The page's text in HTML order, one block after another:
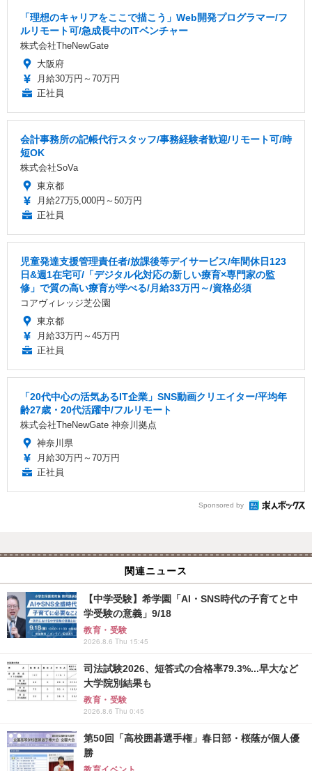
「理想のキャリアをここで描こう」Web開発プログラマー/フ
ルリモート可/急成長中のITベンチャー
株式会社TheNewGate
大阪府
月給30万円～70万円
正社員
会計事務所の記帳代行スタッフ/事務経験者歓迎/リモート可/時
短OK
株式会社SoVa
東京都
月給27万5,000円～50万円
正社員
児童発達支援管理責任者/放課後等デイサービス/年間休日123
日&週1在宅可/「デジタル化対応の新しい療育×専門家の監
修」で質の高い療育が学べる/月給33万円～/資格必須
コアヴィレッジ芝公園
東京都
月給33万円～45万円
正社員
「20代中心の活気あるIT企業」SNS動画クリエイター/平均年
齢27歳・20代活躍中/フルリモート
株式会社TheNewGate 神奈川拠点
神奈川県
月給30万円～70万円
正社員
Sponsored by
関連ニュース
【中学受験】希学園「AI・SNS時代の子育てと中
学受験の意義」9/18
教育・受験
2026.8.6 Thu 15:45
司法試験2026、短答式の合格率79.3%...早大など
大学院別結果も
教育・受験
2026.8.6 Thu 0:45
第50回「高校囲碁選手権」春日部・桜蔭が個人優
勝